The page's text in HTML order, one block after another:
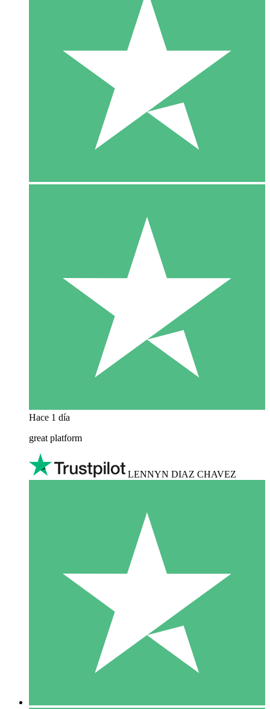
Hace 1 día
great platform
LENNYN DIAZ CHAVEZ